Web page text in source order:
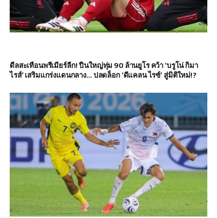
ดีลสะเทือนพรีเมียร์ลีก! ปืนใหญ่ทุ่ม 90 ล้านยูโร คว้า ‘บรูโน่ กิมา
ไรส์’ เสริมแกร่งแดนกลาง… ปลดล็อก ‘ดีแคลน ไรซ์’ สู่มิติใหม่!?